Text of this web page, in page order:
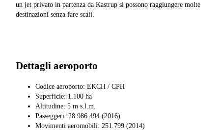
un jet privato in partenza da Kastrup si possono raggiungere molte
destinazioni senza fare scali.
Dettagli aeroporto
Codice aeroporto: EKCH / CPH
Superficie: 1.100 ha
Altitudine: 5 m s.l.m.
Passeggeri: 28.986.494 (2016)
Movimenti aeromobili: 251.799 (2014)